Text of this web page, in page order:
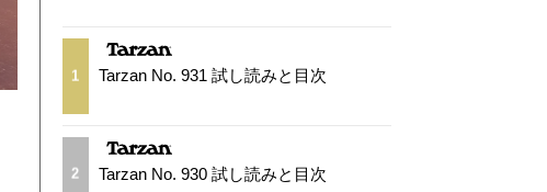
1 Tarzan No. 931 試し読みと目次
2 Tarzan No. 930 試し読みと目次